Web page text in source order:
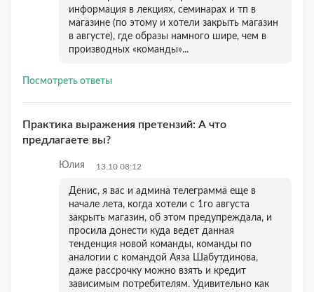
информация в лекциях, семинарах и тп в
магазине (по этому и хотели закрыть магазин
в августе), где образы намного шире, чем в
производных «команды»...
Посмотреть ответы
Практика выражения претензий: А что
предлагаете вы?
Юлия 13.10 08:12
Денис, я вас и админа телеграмма еще в
начале лета, когда хотели с 1го августа
закрыть магазин, об этом предупреждала, и
просила донести куда ведет данная
тенденция новой команды, команды по
аналогии с командой Аяза Шабутдинова,
даже рассрочку можно взять и кредит
зависимым потребителям. Удивительно как